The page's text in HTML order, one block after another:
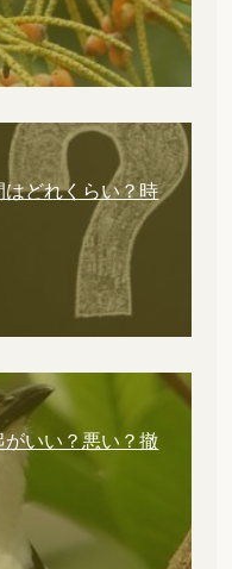
はどれくらい？時
がいい？悪い？撤